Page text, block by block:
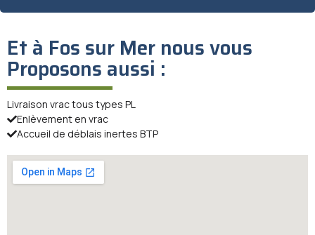
Et à Fos sur Mer nous vous
Proposons aussi :
Livraison vrac tous types PL
Enlèvement en vrac
Accueil de déblais inertes BTP